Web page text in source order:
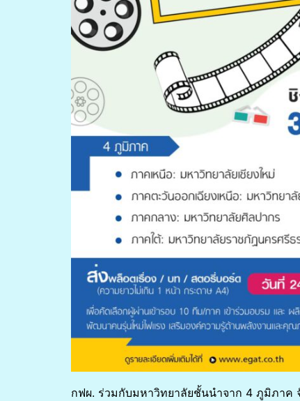
กฟผ. ร่วมกับมหาวิทยาลัยชั้นนำจาก 4 ภูมิภาค